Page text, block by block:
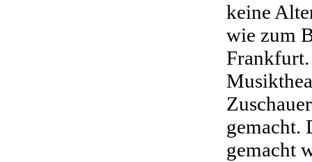
keine
wie zum
Frankfurt.
gemacht.
gemacht